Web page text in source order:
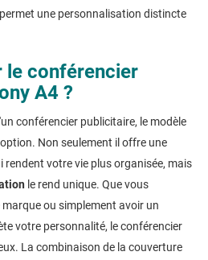
une personnalisation distincte
le conférencier
A4 ?
conférencier publicitaire, le modèle
Non seulement il offre une
votre vie plus organisée, mais
le rend unique. Que vous
ou simplement avoir un
votre personnalité, le conférencier
La combinaison de la couverture